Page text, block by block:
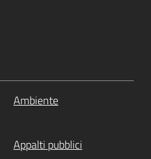
Ambiente
Appalti pubblici